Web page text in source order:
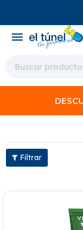
menu
close